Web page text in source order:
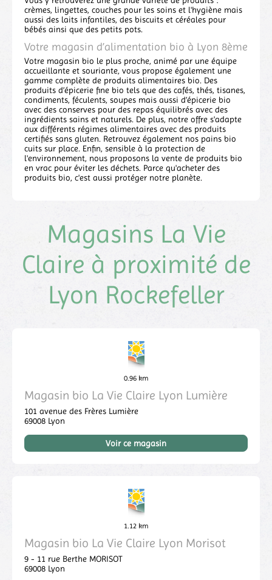
crèmes, lingettes, couches pour les soins et l'hygiène mais
aussi des laits infantiles, des biscuits et céréales pour
bébés ainsi que des petits pots.
Votre magasin d’alimentation bio à Lyon 8ème
Votre magasin bio le plus proche, animé par une équipe
accueillante et souriante, vous propose également une
gamme complète de produits alimentaires bio. Des
produits d’épicerie fine bio tels que des cafés, thés, tisanes,
condiments, féculents, soupes mais aussi d’épicerie bio
avec des conserves pour des repas équilibrés avec des
ingrédients sains et naturels. De plus, notre offre s'adapte
aux différents régimes alimentaires avec des produits
certifiés sans gluten. Retrouvez également nos pains bio
cuits sur place. Enfin, sensible à la protection de
l'environnement, nous proposons la vente de produits bio
en vrac pour éviter les déchets. Parce qu'acheter des
produits bio, c'est aussi protéger notre planète.
Magasins La Vie
Claire à proximité de
Lyon Rockefeller
0.96 km
Magasin bio La Vie Claire Lyon Lumière
101 avenue des Frères Lumière
69008 Lyon
Voir ce magasin
1.12 km
Magasin bio La Vie Claire Lyon Morisot
9 - 11 rue Berthe MORISOT
69008 Lyon